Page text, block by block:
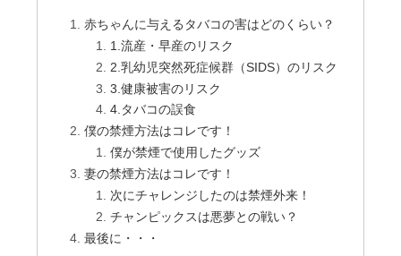
赤ちゃんに与えるタバコの害はどのくらい？
1.流産・早産のリスク
2.乳幼児突然死症候群（SIDS）のリスク
3.健康被害のリスク
4.タバコの誤食
僕の禁煙方法はコレです！
僕が禁煙で使用したグッズ
妻の禁煙方法はコレです！
次にチャレンジしたのは禁煙外来！
チャンピックスは悪夢との戦い？
最後に・・・